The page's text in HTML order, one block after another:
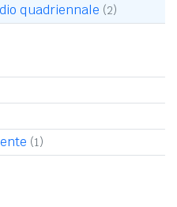
quadriennale (2)
(1)